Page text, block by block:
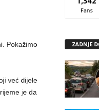
Pokažimo
već dijele
je da
Fans
ZADNJE